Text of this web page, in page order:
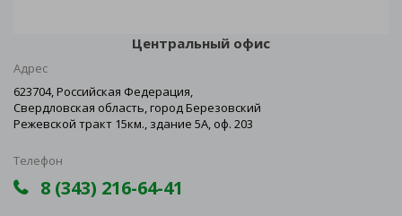
Центральный офис
Адрес
623704, Российская Федерация,
Свердловская область, город Березовский
Режевской тракт 15км., здание 5А, оф. 203
Телефон
8 (343) 216-64-41